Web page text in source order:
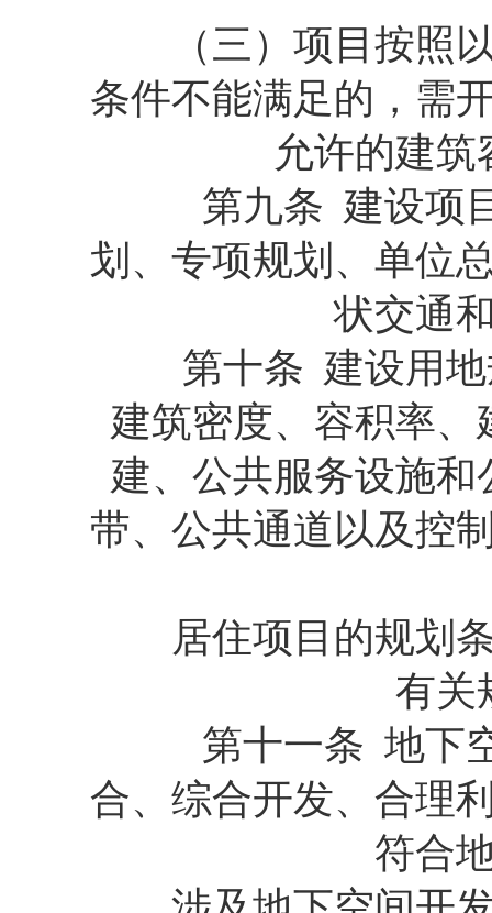
（三）项目按照以
条件不能满足的，需
允许的建
第九条 建设项目
划、专项规划、单位
状交通
第十条 建设用地
建筑密度、容积率
建、公共服务设施
带、公共通道以及控
居住项目的规划条
有关
第十一条 地下空
合、综合开发、合理
符合